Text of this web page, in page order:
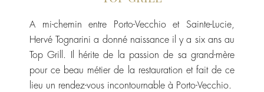
A mi-chemin entre Porto-Vecchio et Sainte-Lucie,
Hervé Tognarini a donné naissance il y a six ans au
Top Grill. Il hérite de la passion de sa grand-mère
pour ce beau métier de la restauration et fait de ce
lieu un rendez-vous incontournable à Porto-Vecchio.